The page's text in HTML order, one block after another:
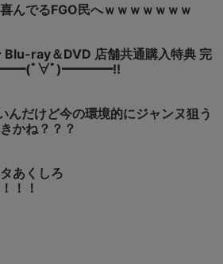
んでるFGO民へｗｗｗｗｗｗｗ
Blu-ray＆DVD 店舗共通購入特典 完
ﾟ∀ﾟ)━━━━!!
んだけど今の環境的にジャンヌ狙う
かね？？？
あくしろ
！！